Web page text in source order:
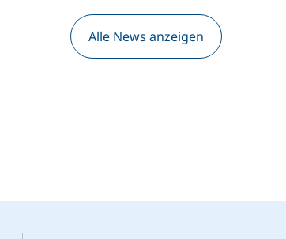
Alle News anzeigen